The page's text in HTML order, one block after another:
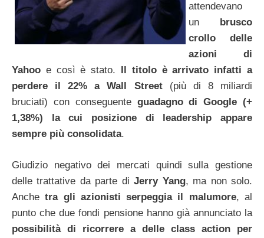
attendevano
un brusco
crollo delle
azioni di
Yahoo e così è stato. Il titolo è arrivato infatti a
perdere il 22% a Wall Street(più di 8 miliardi
bruciati) con conseguente guadagno di Google (+
1,38%) la cui posizione di leadership appare
sempre più consolidata.
Giudizio negativo dei mercati quindi sulla gestione
delle trattative da parte diJerry Yang, ma non solo.
Anchetra gli azionisti serpeggia il malumore, al
punto che due fondi pensione hanno già annunciato la
possibilità di ricorrere a delle class action per